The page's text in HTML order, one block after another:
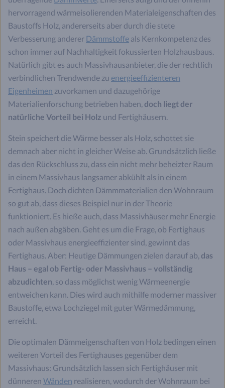
hervorragend wärmeisolierenden Materialeigenschaften des
Baustoffs Holz, andererseits aber durch die stete
Verbesserung anderer Dämmstoffe als Kernkompetenz des
schon immer auf Nachhaltigkeit fokussierten Holzhausbaus.
Natürlich gibt es auch Massivhausanbieter, die der rechtlich
verbindlichen Trendwende zu energieeffizienteren
Eigenheimen zuvorkamen und dazugehörige
Materialienforschung betrieben haben, doch liegt der
natürliche Vorteil bei Holz und Fertighäusern.
Stein speichert die Wärme besser als Holz, schottet sie
demnach aber nicht in gleicher Weise ab. Grundsätzlich ließe
das den Rückschluss zu, dass ein nicht mehr beheizter Raum
in einem Massivhaus langsamer abkühlt als in einem
Fertighaus. Doch dichten Dämmmaterialien den Wohnraum
so gut ab, dass dieses Beispiel nur in der Theorie
funktioniert. Es hieße auch, dass Massivhäuser mehr Energie
nach außen abgäben. Geht es um die Frage, ob Fertighaus
oder Massivhaus energieeffizienter sind, gewinnt das
Fertighaus. Aber: Heutige Dämmungen zielen darauf ab, das
Haus – egal ob Fertig- oder Massivhaus – vollständig
abzudichten, so dass möglichst wenig Wärmeenergie
entweichen kann. Dies wird auch mithilfe moderner massiver
Baustoffe, etwa Lochziegel mit guter Wärmedämmung,
erreicht.
Die optimalen Dämmeigenschaften von Holz bedingen einen
weiteren Vorteil des Fertighauses gegenüber dem
Massivhaus: Grundsätzlich lassen sich Fertighäuser mit
dünneren Wänden realisieren, wodurch der Wohnraum bei